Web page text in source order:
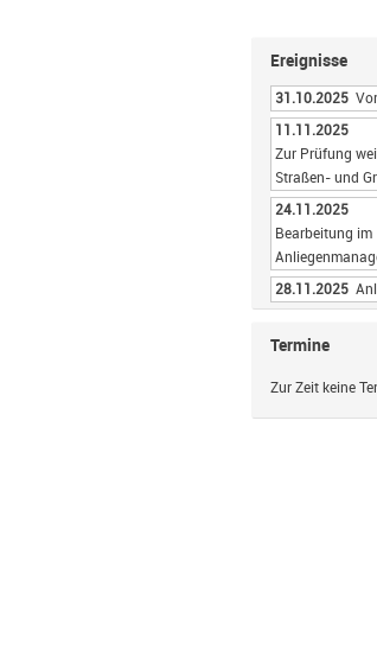
Ereignisse
31.10.2025
11.11.2025
Zur Prüfung
Straßen- und
24.11.2025
Bearbeitung im
28.11.2025
Termine
Zur Zeit keine